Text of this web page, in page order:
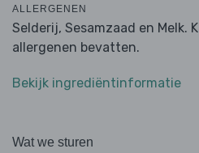
ALLERGENEN
Selderij, Sesamzaad en Melk.
allergenen bevatten.
Bekijk ingrediëntinformatie
Wat we sturen